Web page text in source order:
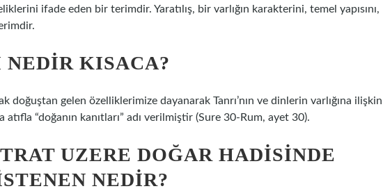
ifade eden bir terimdir. Yaratılış, bir varlığın karakterini, temel yapısını,
KISACA?
doğuştan gelen özelliklerimize dayanarak Tanrı’nın ve dinlerin varlığına ilişkin
atıfla “doğanın kanıtları” adı verilmiştir (Sure 30-Rum, ayet 30).
UZERE DOĞAR HADISINDE
NEDIR?